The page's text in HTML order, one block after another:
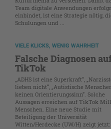
Team digitale Anwendungen
einbindet, ist eine Strategie nötig,
Schulungen und ...
VIELE KLICKS, WENIG WAHRHEIT
Falsche Diagnosen
TikTok
„ADHS ist eine Superkraft“,
lieben nicht“, „Autistische
keinen Orientierungssinn“. Solche
Aussagen erreichen auf TikTok
Menschen. Eine neue Studie mit
Beteiligung der Universität
Witten/Herdecke (UW/H) zeigt jetzt: